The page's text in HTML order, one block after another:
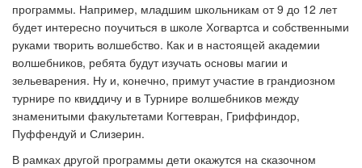
программы. Например, младшим школьникам от 9 до 12 лет
будет интересно поучиться в школе Хогвартса и собственными
руками творить волшебство. Как и в настоящей академии
волшебников, ребята будут изучать основы магии и
зельеварения. Ну и, конечно, примут участие в грандиозном
турнире по квиддичу и в Турнире волшебников между
знаменитыми факультетами Когтевран, Гриффиндор,
Пуффендуй и Слизерин.
В рамках другой программы дети окажутся на сказочном